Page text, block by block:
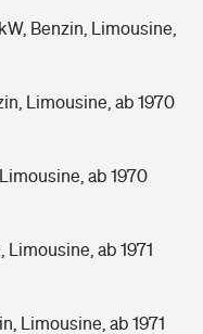
Benzin, Limousine,
Limousine, ab 1970
ab 1970
ab 1971
Limousine, ab 1971